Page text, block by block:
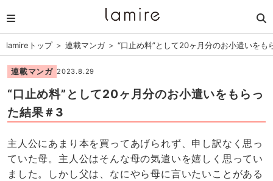
lamireトップ＞ 連載マンガ＞ “口止め料”として20ヶ月分のお小遣いをも
連載マンガ 2023.8.29
“口止め料”として20ヶ月分のお小遣いをもらっ
た結果＃3
主人公にあまり本を買ってあげられず、申し訳なく思っ
ていた母。主人公はそんな母の気遣いを嬉しく思ってい
ました。しかし父は、なにやら母に言いたいことがある